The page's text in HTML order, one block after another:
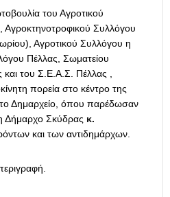
του Αγροτικού
Συλλόγου
Αγροτικού Συλλόγου η
Πέλλας, Σωματείου
και του Σ.Ε.Α.Σ. Πέλλας ,
πορεία στο κέντρο της
Δημαρχείο, όπου παρέδωσαν
Δήμαρχο Σκύδρας κ.
και των αντιδημάρχων.